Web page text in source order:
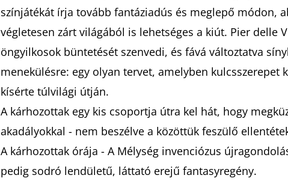
0,0
csillag.
színjátékát írja tovább fantáziadús és meglepő módon,
végletesen zárt világából is lehetséges a kiút. Pier delle
öngyilkosok büntetését szenvedi, és fává változtatva
menekülésre: egy olyan tervet, amelyben kulcsszerepet
kísérte túlvilági útján.
A kárhozottak egy kis csoportja útra kel hát, hogy
akadályokkal - nem beszélve a közöttük feszülő
A kárhozottak órája - A Mélység invenciózus
pedig sodró lendületű, láttató erejű fantasyregény.